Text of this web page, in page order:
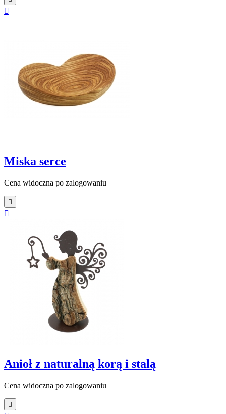

Miska serce
Cena widoczna po zalogowaniu


Anioł z naturalną korą i stalą
Cena widoczna po zalogowaniu
